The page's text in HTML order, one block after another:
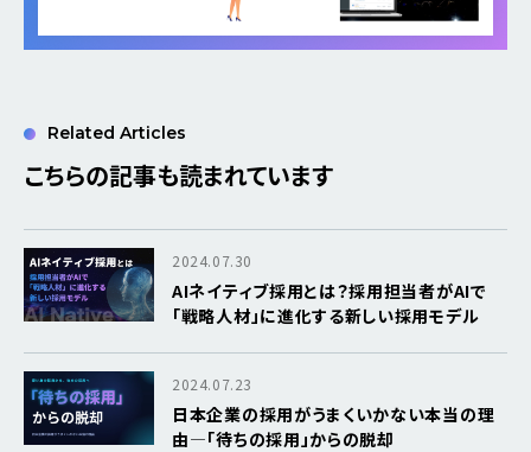
Related Articles
こちらの記事も読まれています
2024.07.30
AIネイティブ採用とは？採用担当者がAIで
「戦略人材」に進化する新しい採用モデル
2024.07.23
日本企業の採用がうまくいかない本当の理
由―「待ちの採用」からの脱却